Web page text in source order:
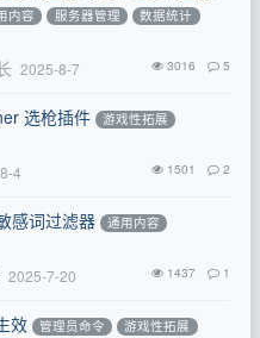
内容 服务器管理
数据统计
2025-8-7 3016 5
选枪插件
游戏性拓展
4 1501 2
感词过滤器
通用内容
2025-7-20 1437 1
效 管理员命令
游戏性拓展